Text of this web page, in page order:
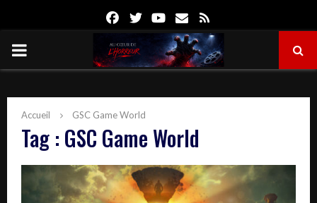
FacebookTwitterYoutube
Email
PRIMARY
Accueil GSC Game World
Tag : GSC Game World